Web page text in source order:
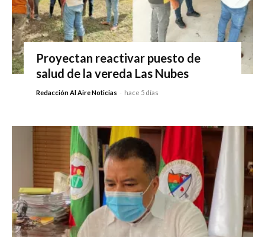
Proyectan reactivar puesto de
salud de la vereda Las Nubes
Redacción Al Aire Noticias - hace 5 días